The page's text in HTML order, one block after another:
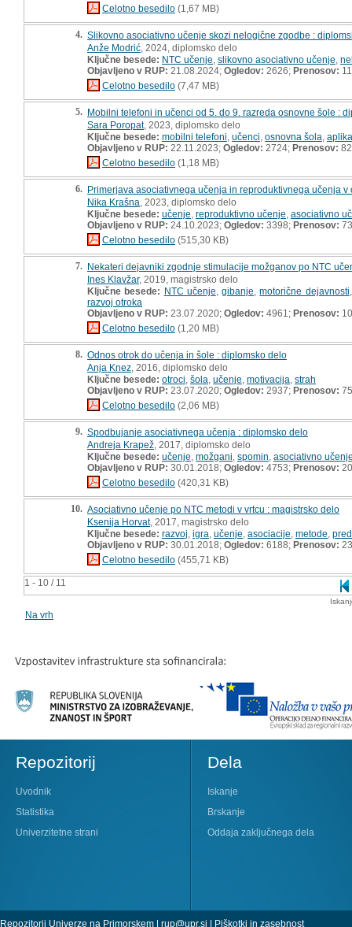
1 - 10 / 11
Celotno besedilo (1,67 MB)
4. Slikovno asociativno učenje skozi nelogične zgodbe :
Anže Modrić , 2024, diplomsko delo
Ključne besede: NTC učenje slikovno asociativno učenje
Objavljeno v RUP: 21.08.2024; Ogledov: 2626; Prenosov:
Celotno besedilo (7,47 MB)
5. Mobilni telefoni in učenci od 5. do 9. razreda osnovne šole :
Sara Poropat, 2023, diplomsko delo
Ključne besede: mobilni telefoni učenci osnovna šola
Objavljeno v RUP: 22.11.2023; Ogledov: 2724; Prenosov: 82
Celotno besedilo (1,18 MB)
6. Primerjava asociativnega učenja in reproduktivnega učenja
Nika Krašna , 2023, diplomsko delo
Ključne besede: učenje reproduktivno učenje asociativno
Objavljeno v RUP: 24.10.2023; Ogledov: 3398; Prenosov: 73
Celotno besedilo (515,30 KB)
7. Nekateri dejavniki zgodnje stimulacije možganov po NTC
Ines Klavžar, 2019, magistrsko delo
Ključne besede: NTC učenje ,gibanje ,motorične dejavnosti
razvoj otroka
Objavljeno v RUP: 23.07.2020; Ogledov: 4961; Prenosov:
Celotno besedilo (1,20 MB)
8. Odnos otrok do učenja in šole : diplomsko delo
Anja Knez , 2016, diplomsko delo
Ključne besede: otroci šola učenje motivacija strah
Objavljeno v RUP: 23.07.2020; Ogledov: 2937; Prenosov: 75
Celotno besedilo (2,06 MB)
9. Spodbujanje asociativnega učenja : diplomsko delo
Andreja Krapež , 2017, diplomsko delo
Ključne besede: učenje možgani spomin asociativno
Objavljeno v RUP: 30.01.2018; Ogledov: 4753; Prenosov:
Celotno besedilo (420,31 KB)
10. Asociativno učenje po NTC metodi v vrtcu : magistrsko delo
Ksenija Horvat, 2017, magistrsko delo
Ključne besede: razvoj igra učenje asociacije metode
Objavljeno v RUP: 30.01.2018; Ogledov: 6188; Prenosov:
Celotno besedilo (455,71 KB)
Na vrh
Repozitorij
Uvodnik
Statistika
Univerzitetne strani
Dela
Iskanje
Brskanje
Oddaja zaključnega dela
Repozitorij Univerze na Primorskem | rup@upr.si | Piškotki in zasebnost